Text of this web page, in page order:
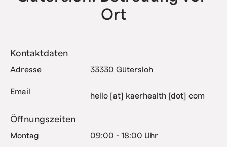
Ort
Kontaktdaten
Adresse 33330 Gütersloh
Email hello [at] kaerhealth [dot] com
Öffnungszeiten
Montag 09:00 - 18:00 Uhr